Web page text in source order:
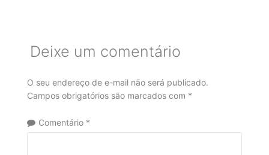
Deixe um comentário
O seu endereço de e-mail não será publicado.
Campos obrigatórios são marcados com *
Comentário *